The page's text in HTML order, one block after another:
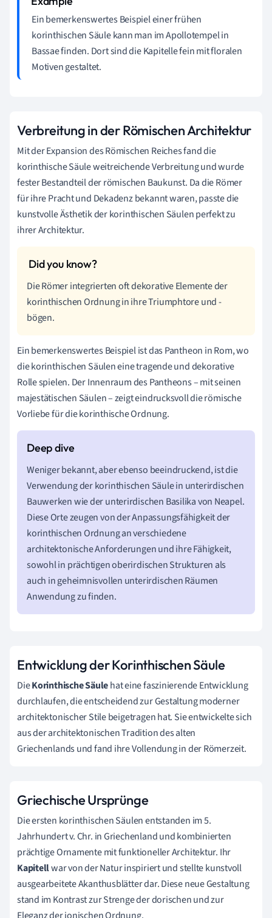
Ein bemerkenswertes Beispiel einer frühen
korinthischen Säule kann man im Apollotempel in
Bassae finden. Dort sind die Kapitelle fein mit floralen
Motiven gestaltet.
Verbreitung in der Römischen Architektur
Mit der Expansion des Römischen Reiches fand die
korinthische Säule weitreichende Verbreitung und wurde
fester Bestandteil der römischen Baukunst. Da die Römer
für ihre Pracht und Dekadenz bekannt waren, passte die
kunstvolle Ästhetik der korinthischen Säulen perfekt zu
ihrer Architektur.
Die Römer integrierten oft dekorative Elemente der
korinthischen Ordnung in ihre Triumphtore und -
bögen.
Ein bemerkenswertes Beispiel ist das Pantheon in Rom, wo
die korinthischen Säulen eine tragende und dekorative
Rolle spielen. Der Innenraum des Pantheons – mit seinen
majestätischen Säulen – zeigt eindrucksvoll die römische
Vorliebe für die korinthische Ordnung.
Weniger bekannt, aber ebenso beeindruckend, ist die
Verwendung der korinthischen Säule in unterirdischen
Bauwerken wie der unterirdischen Basilika von Neapel.
Diese Orte zeugen von der Anpassungsfähigkeit der
korinthischen Ordnung an verschiedene
architektonische Anforderungen und ihre Fähigkeit,
sowohl in prächtigen oberirdischen Strukturen als
auch in geheimnisvollen unterirdischen Räumen
Anwendung zu finden.
Entwicklung der Korinthischen Säule
DieKorinthische Säulehat eine faszinierende Entwicklung
durchlaufen, die entscheidend zur Gestaltung moderner
architektonischer Stile beigetragen hat. Sie entwickelte sich
aus der architektonischen Tradition des alten
Griechenlands und fand ihre Vollendung in der Römerzeit.
Griechische Ursprünge
Die ersten korinthischen Säulen entstanden im 5.
Jahrhundert v. Chr. in Griechenland und kombinierten
prächtige Ornamente mit funktioneller Architektur. Ihr
Kapitellwar von der Natur inspiriert und stellte kunstvoll
ausgearbeitete Akanthusblätter dar. Diese neue Gestaltung
stand im Kontrast zur Strenge der dorischen und zur
Eleganz der ionischen Ordnung.